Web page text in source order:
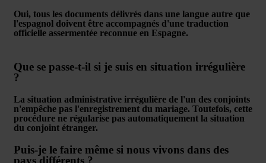
Oui, tous les documents délivrés dans une langue autre que
l'espagnol doivent être accompagnés d'une traduction
officielle assermentée reconnue en Espagne.
Que se passe-t-il si je suis en situation irrégulière
?
La situation administrative irrégulière de l'un des conjoints
n'empêche pas l'enregistrement du mariage. Toutefois, cette
procédure ne régularise pas automatiquement la situation
du conjoint étranger.
Puis-je le faire même si nous vivons dans des